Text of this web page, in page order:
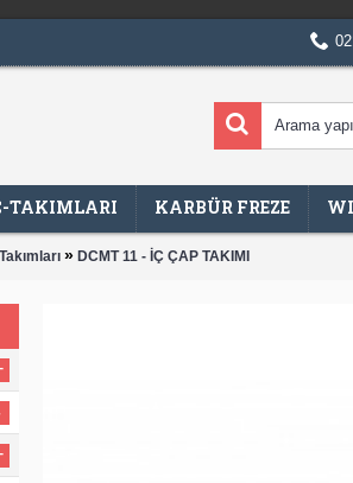
TAKIMLARI KARBÜR FREZE
» DCMT 11 - İÇ ÇAP TAKIMI